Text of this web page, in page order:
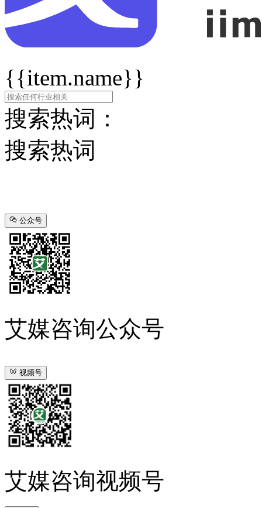
{{item.name}}
搜索热词：
搜索热词
公众号
艾媒咨询公众号
视频号
艾媒咨询视频号